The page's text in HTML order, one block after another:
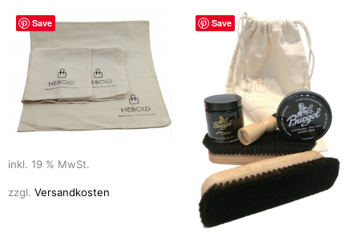
Save
inkl. 19 % MwSt.
zzgl. Versandkosten
Save